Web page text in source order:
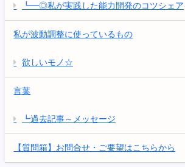
┗━◎私が実践した能力開発のコツシェア
私が波動調整に使っているもの
欲しいモノ☆
言葉
┗過去記事～メッセージ
【質問箱】お問合せ・ご要望はこちらから